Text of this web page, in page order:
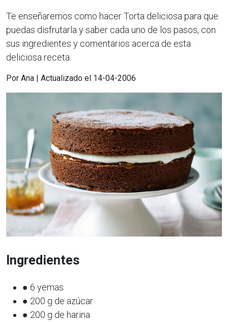
Te enseñaremos como hacer Torta deliciosa para que
puedas disfrutarla y saber cada uno de los pasos, con
sus ingredientes y comentarios acerca de esta
deliciosa receta.
Por Ana | Actualizado el 14-04-2006
Ingredientes
● 6 yemas
● 200 g de azúcar
● 200 g de harina